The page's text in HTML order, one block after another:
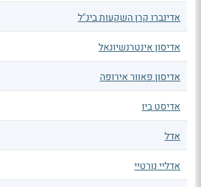
אדינברו קרן השקעות בינ"ל
אדיסון אינטרנשיונאל
אדיסון פאוור אירופה
אדיסט ביו
אדל
אדליי נורטיי